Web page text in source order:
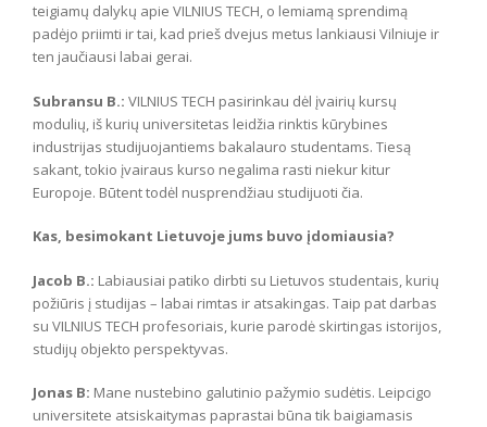
teigiamų dalykų apie VILNIUS TECH, o lemiamą sprendimą
padėjo priimti ir tai, kad prieš dvejus metus lankiausi Vilniuje ir
ten jaučiausi labai gerai.
Subransu B.: VILNIUS TECH pasirinkau dėl įvairių kursų
modulių, iš kurių universitetas leidžia rinktis kūrybines
industrijas studijuojantiems bakalauro studentams. Tiesą
sakant, tokio įvairaus kurso negalima rasti niekur kitur
Europoje. Būtent todėl nusprendžiau studijuoti čia.
Kas, besimokant Lietuvoje jums buvo įdomiausia?
Jacob B.: Labiausiai patiko dirbti su Lietuvos studentais, kurių
požiūris į studijas – labai rimtas ir atsakingas. Taip pat darbas
su VILNIUS TECH profesoriais, kurie parodė skirtingas istorijos,
studijų objekto perspektyvas.
Jonas B: Mane nustebino galutinio pažymio sudėtis. Leipcigo
universitete atsiskaitymas paprastai būna tik baigiamasis